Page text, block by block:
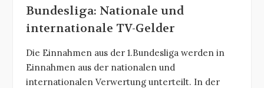
Bundesliga: Nationale und
internationale TV-Gelder
Die Einnahmen aus der 1.Bundesliga werden in
Einnahmen aus der nationalen und
internationalen Verwertung unterteilt. In der